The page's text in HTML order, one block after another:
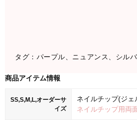
タグ：パープル、ニュアンス、シル
商品アイテム情報
SS,S,M,L,オーダーサ
イズ
ネイルチップ(ジ
ネイルチップ用両